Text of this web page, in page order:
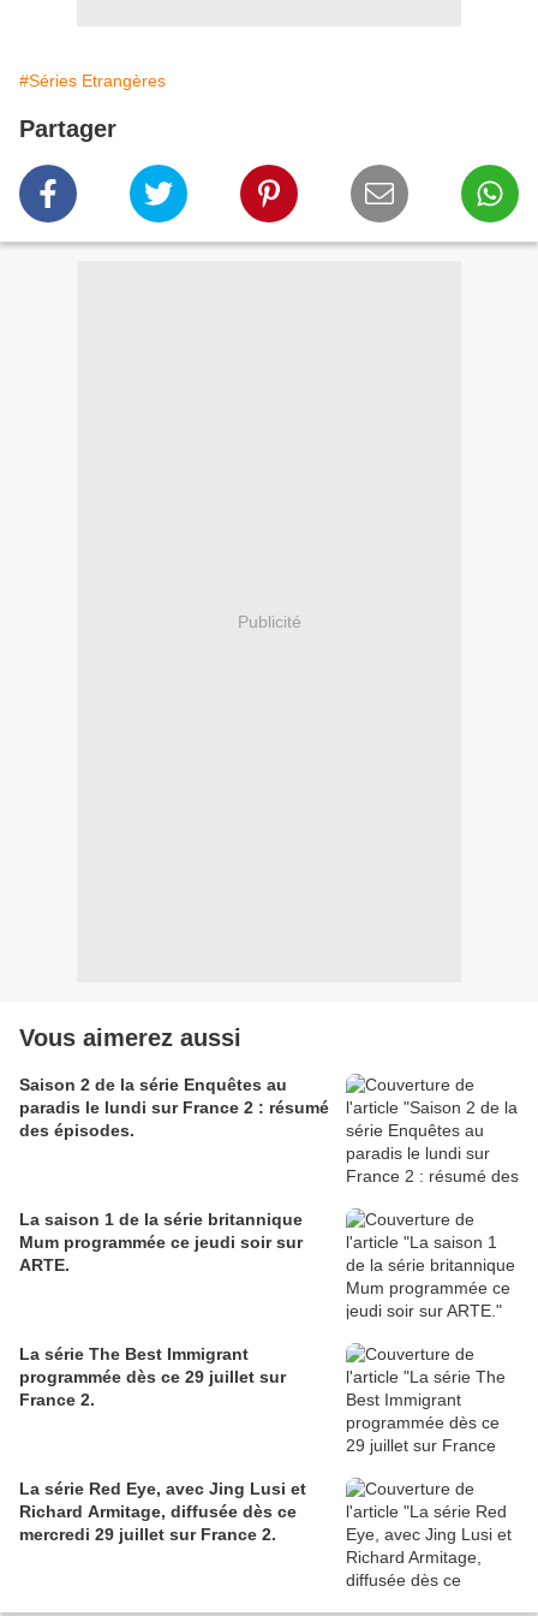
#Séries Etrangères
Partager
Publicité
Vous aimerez aussi
Saison 2 de la série Enquêtes au
paradis le lundi sur France 2 : résumé
des épisodes.
La saison 1 de la série britannique
Mum programmée ce jeudi soir sur
ARTE.
La série The Best Immigrant
programmée dès ce 29 juillet sur
France 2.
La série Red Eye, avec Jing Lusi et
Richard Armitage, diffusée dès ce
mercredi 29 juillet sur France 2.